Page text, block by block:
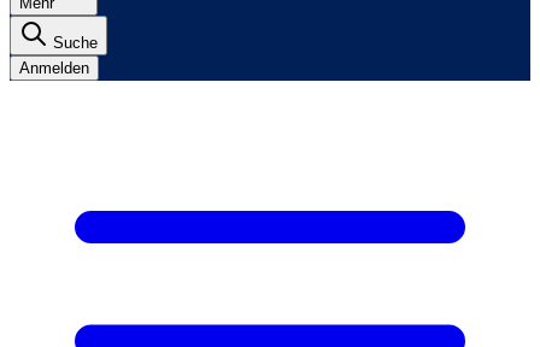
Suche
Anmelden